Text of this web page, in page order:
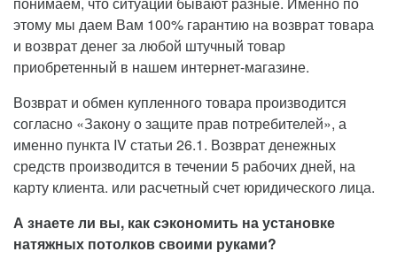
этому мы даем Вам 100% гарантию на возврат товара
и возврат денег за любой штучный товар
приобретенный в нашем интернет-магазине.
Возврат и обмен купленного товара производится
согласно «Закону о защите прав потребителей», а
именно пункта IV статьи 26.1. Возврат денежных
средств производится в течении 5 рабочих дней, на
карту клиента. или расчетный счет юридического лица.
А знаете ли вы, как сэкономить на установке
натяжных потолков своими руками?